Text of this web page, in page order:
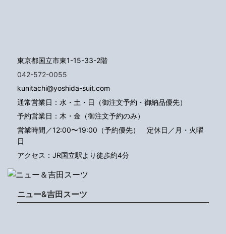
東京都国立市東1-15-33-2階
042-572-0055
kunitachi@yoshida-suit.com
通常営業日：水・土・日（御注文予約・御納品優先）
予約営業日：木・金（御注文予約のみ）
営業時間／12:00〜19:00（予約優先） 定休日／月・火曜
日
アクセス：JR国立駅より徒歩約4分
ニュー&吉田スーツ